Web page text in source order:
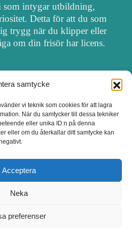
samtycke
vi teknik som cookies för att lagra
När du samtycker till dessa tekniker
eller unika ID:n på denna
eller om du återkallar ditt samtycke kan
Acceptera
Neka
preferenser
som intygar utbildning,
Detta för att du som
trygg när du klipper eller
om din frisör har licens.
FRISÖRSÖK
SALONG